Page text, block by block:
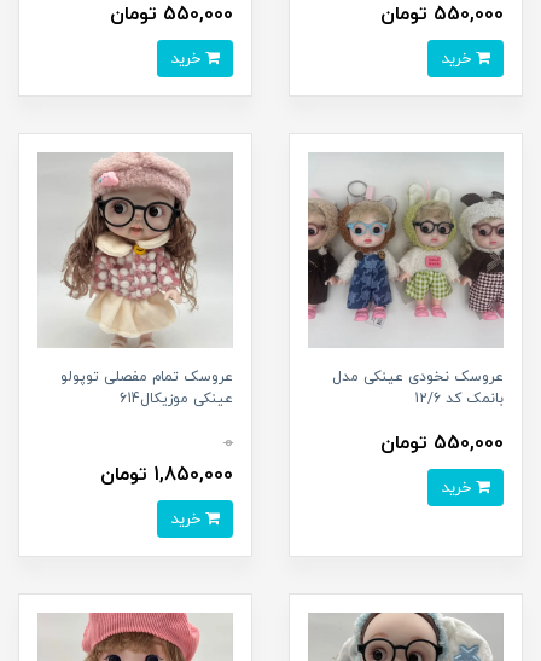
550,000 تومان 550,000 تومان
عروسک نخودی عینکی مدل
بانمک کد 12/6
550,000 تومان
عروسک تمام مفصلی توپولو
عینکی موزیکال614
0
1,850,000 تومان